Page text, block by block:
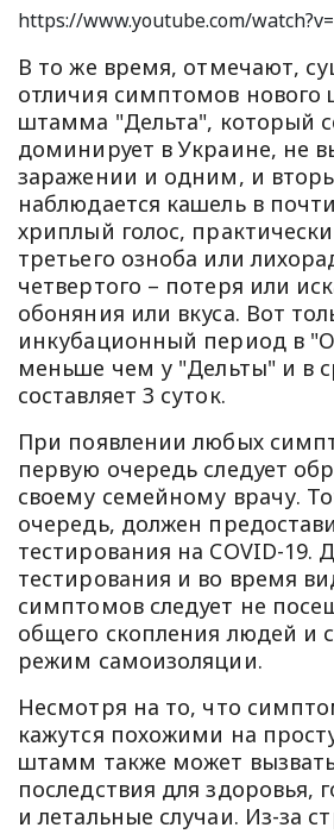
https://www.youtube.com/
В то же время, отмечают,
отличия симптомов
штамма "Дельта", который
доминирует в Украине, не
заражении и одним, и
наблюдается кашель в
хриплый голос,
третьего озноба или
четвертого – потеря или
обоняния или вкуса. Вот
инкубационный период в
меньше чем у "Дельты" и в
составляет 3 суток.
При появлении любых
первую очередь следует
своему семейному врачу.
очередь, должен
тестирования на COVID-19.
тестирования и во время
симптомов следует не
общего скопления людей и
режим самоизоляции.
Несмотря на то, что
кажутся похожими на
штамм также может
последствия для здоровья,
и летальные случаи. Из-за